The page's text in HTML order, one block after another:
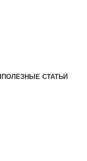
ПОЛЕЗНЫЕ СТАТЬИ